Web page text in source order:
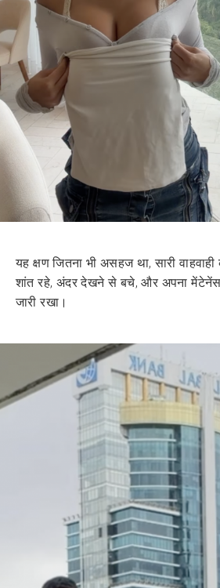
यह क्षण जितना भी असहज था, सारी वाहवाही
शांत रहे, अंदर देखने से बचे, और अपना
जारी रखा।